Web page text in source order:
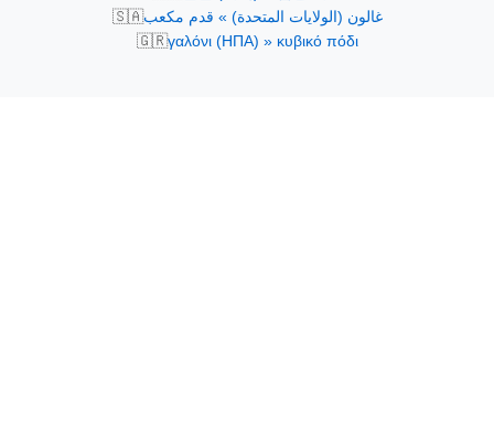
🇸🇦غالون (الولايات المتحدة) » قدم مكعب
🇬🇷γαλόνι (ΗΠΑ) » κυβικό πόδι